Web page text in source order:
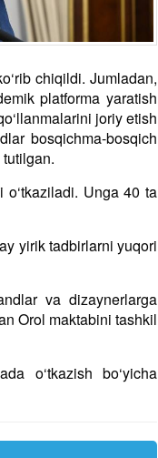
chiqildi. Jumladan,
platforma yaratish
joriy etish
bosqichma-bosqich
o‘tkaziladi. Unga 40 ta
yirik tadbirlarni yuqori
va dizaynerlarga
Orol maktabini tashkil
o‘tkazish bo‘yicha